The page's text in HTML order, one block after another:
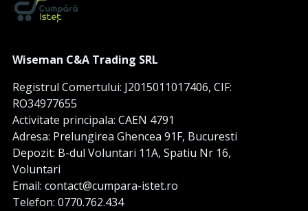
Wiseman C&A Trading SRL
Registrul Comertului: J2015011017406, CIF:
RO34977655
Activitate principala: CAEN 4791
Adresa: Prelungirea Ghencea 91F, Bucuresti
Depozit: B-dul Voluntari 11A, Spatiu Nr 16,
Voluntari
Email: contact@cumpara-istet.ro
Telefon: 0770.762.434